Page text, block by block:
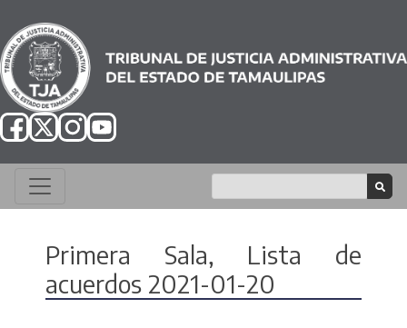
Primera Sala, Lista de
acuerdos 2021-01-20